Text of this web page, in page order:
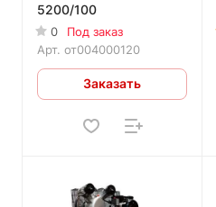
5200/100
0
Под заказ
Арт. от004000120
Заказать